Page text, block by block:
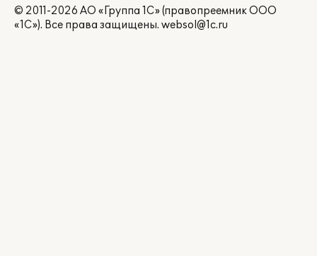
© 2011-2026 АО «Группа 1С» (правопреемник ООО
«1С»). Все права защищены. websol@1c.ru